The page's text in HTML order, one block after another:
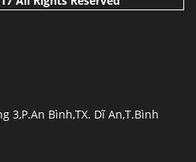
3,P.An Bình,TX. Dĩ An,T.Bình